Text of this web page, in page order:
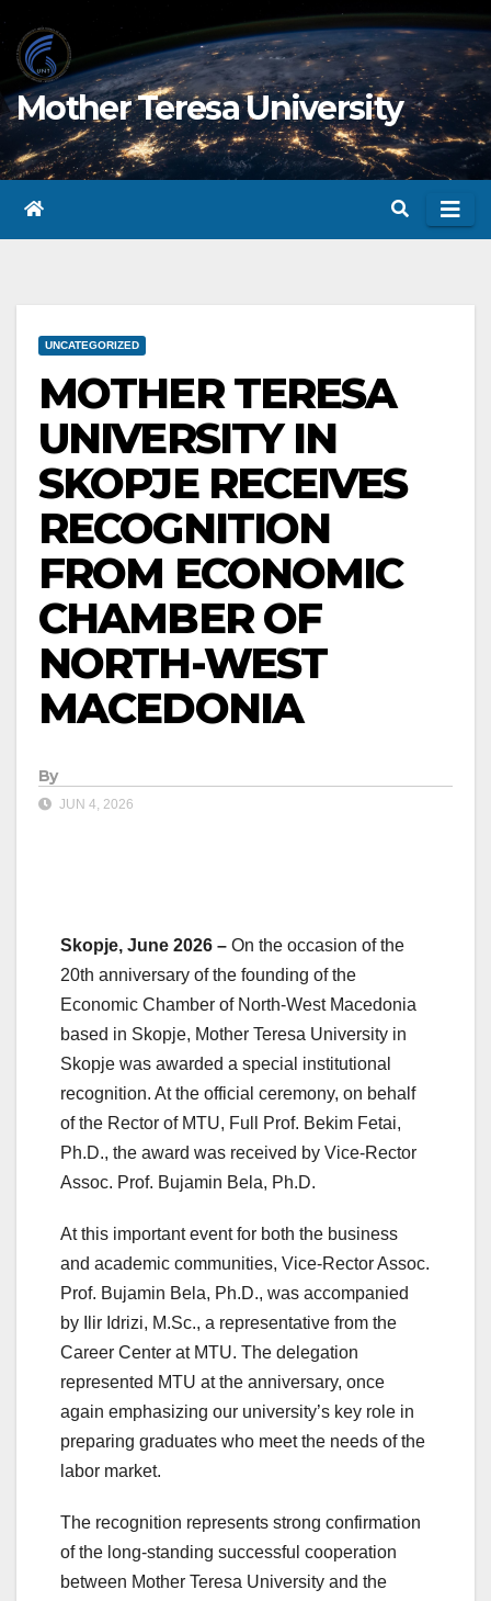
to
content
Mother Teresa University
UNCATEGORIZED
MOTHER TERESA
UNIVERSITY IN
SKOPJE RECEIVES
RECOGNITION
FROM ECONOMIC
CHAMBER OF
NORTH-WEST
MACEDONIA
By
JUN 4, 2026
Skopje, June 2026 – On the occasion of the
20th anniversary of the founding of the
Economic Chamber of North-West Macedonia
based in Skopje, Mother Teresa University in
Skopje was awarded a special institutional
recognition. At the official ceremony, on behalf
of the Rector of MTU, Full Prof. Bekim Fetai,
Ph.D., the award was received by Vice-Rector
Assoc. Prof. Bujamin Bela, Ph.D.
At this important event for both the business
and academic communities, Vice-Rector Assoc.
Prof. Bujamin Bela, Ph.D., was accompanied
by Ilir Idrizi, M.Sc., a representative from the
Career Center at MTU. The delegation
represented MTU at the anniversary, once
again emphasizing our university’s key role in
preparing graduates who meet the needs of the
labor market.
The recognition represents strong confirmation
of the long-standing successful cooperation
between Mother Teresa University and the